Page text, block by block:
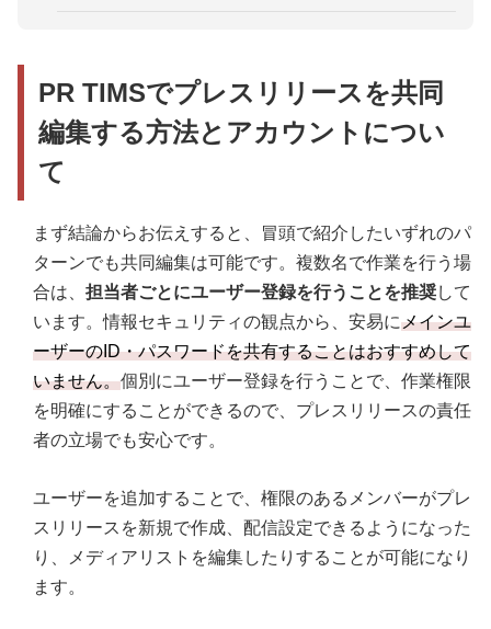
PR TIMSでプレスリリースを共同
編集する方法とアカウントについ
て
まず結論からお伝えすると、冒頭で紹介したいずれのパ
ターンでも共同編集は可能です。複数名で作業を行う場
合は、 担当者ごとにユーザー登録を行うことを推奨して
います。情報セキュリティの観点から、安易にメインユ
ーザーのID・パスワードを共有することはおすすめして
いません。個別にユーザー登録を行うことで、作業権限
を明確にすることができるので、プレスリリースの責任
者の立場でも安心です。
ユーザーを追加することで、権限のあるメンバーがプレ
スリリースを新規で作成、配信設定できるようになった
り、メディアリストを編集したりすることが可能になり
ます。